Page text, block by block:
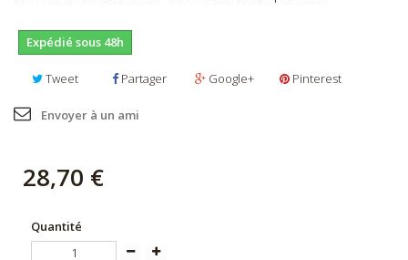
Expédié sous 48h
Tweet Partager Google+ Pinterest
Envoyer à un ami
28,70 €
Quantité